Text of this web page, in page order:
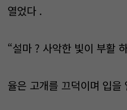
열었다 .
“설마 ? 사악한 빛이 부활
율은 고개를 끄덕이며 입을